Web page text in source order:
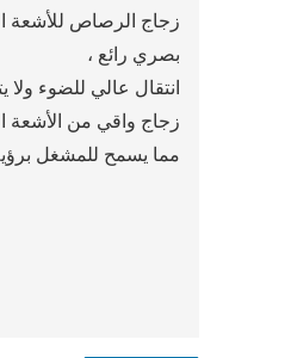
زجاج الرصاص للأشعة
بصري رائع ،
انتقال عالي للضوء
زجاج واقي من الأشعة
مما يسمح للمشغل